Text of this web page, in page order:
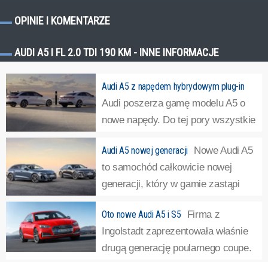
OPINIE I KOMENTARZE
AUDI A5 I FL 2.0 TDI 190 KM - INNE INFORMACJE
Audi A5 z napędem hybrydowym plug-in
Audi poszerza gamę modelu A5 o
nowe napędy. Do tej pory wszystkie
pomocą układu miękkiej hybrydy. Teraz Audi A5 będzie
można również podłączyć do prądu. »
Audi A5 nowej generacji Nowe Audi A5
to samochód całkowicie nowej
generacji, który w gamie zastąpi
zakresie nazewnictwa. Parzyste cyfry będą przeznaczone
dla samochodów elektrycznych, a nieparzyste -
spalinowych. »
Oto nowe Audi A5 i S5
Firma z
Ingolstadt zaprezentowała właśnie
drugą generację poularnego coupe.